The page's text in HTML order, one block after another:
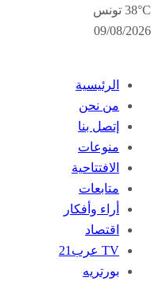
38°C تونس
09/08/2026
الرئيسية
من نحن
إتصل بنا
منوعات
الافتتاحية
متابعات
أراء وأفكار
اقتصاد
TV عرب21
بورتريه